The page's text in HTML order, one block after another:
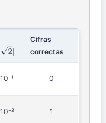
Cifras
correctas
0
1